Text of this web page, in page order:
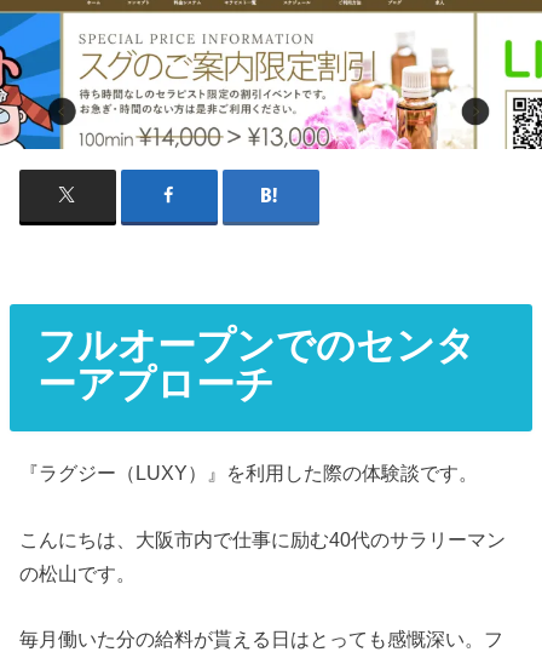
フルオープンでのセンタ
ーアプローチ
『ラグジー（LUXY）』を利用した際の体験談です。
こんにちは、大阪市内で仕事に励む40代のサラリーマン
の松山です。
毎月働いた分の給料が貰える日はとっても感慨深い。フ